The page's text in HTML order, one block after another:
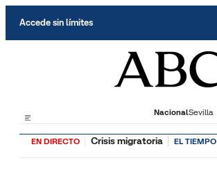
Accede sin límites
NacionalSevilla
EN DIRECTO Crisis migratoria EL TIEMPO